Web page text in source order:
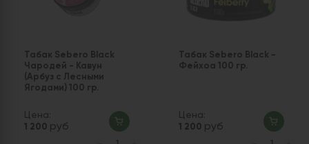
Табак Sebero Black
Чародей - Кавун
(Арбуз с Лесными
Ягодами) 100 гр.
Цена:
1 200 руб
Табак Sebero Black -
Фейхоа 100 гр.
Цена:
1 200 руб